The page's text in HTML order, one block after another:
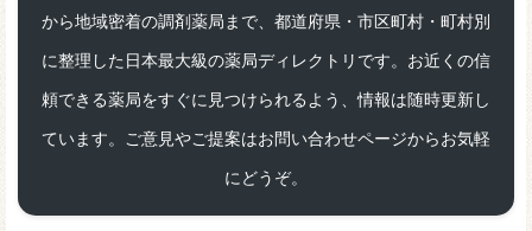
から地域密着の調剤薬局まで、都道府県・市区町村・町村別
に整理した日本最大級の薬局ディレクトリです。お近くの信
頼できる薬局をすぐに見つけられるよう、情報は随時更新し
ています。ご意見やご提案はお問い合わせページからお気軽
にどうぞ。